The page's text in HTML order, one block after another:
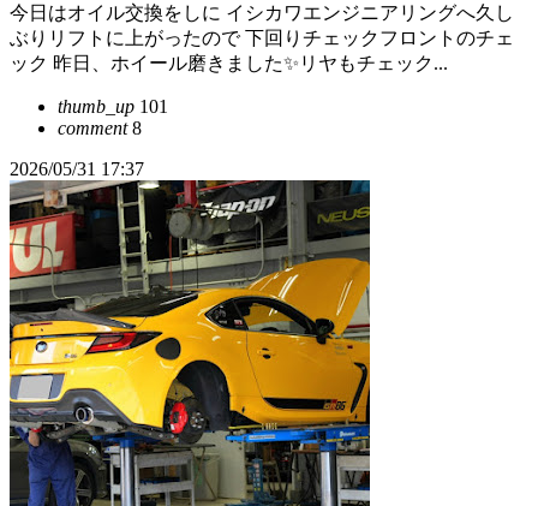
今日はオイル交換をしに イシカワエンジニアリングへ久し
ぶりリフトに上がったので 下回りチェックフロントのチェ
ック 昨日、ホイール磨きました✨リヤもチェック...
thumb_up 101
comment8
2026/05/31 17:37